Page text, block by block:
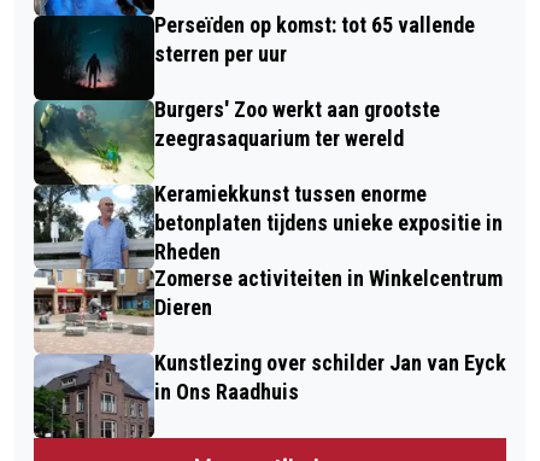
Perseïden op komst: tot 65 vallende
sterren per uur
Burgers' Zoo werkt aan grootste
zeegrasaquarium ter wereld
Keramiekkunst tussen enorme
betonplaten tijdens unieke expositie in
Rheden
Zomerse activiteiten in Winkelcentrum
Dieren
Kunstlezing over schilder Jan van Eyck
in Ons Raadhuis